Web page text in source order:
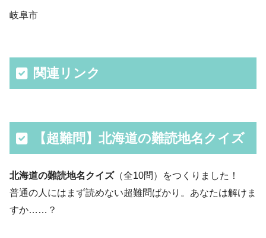
岐阜市
関連リンク
【超難問】北海道の難読地名クイズ
北海道の難読地名クイズ（全10問）をつくりました！
普通の人にはまず読めない超難問ばかり。あなたは解けま
すか……？